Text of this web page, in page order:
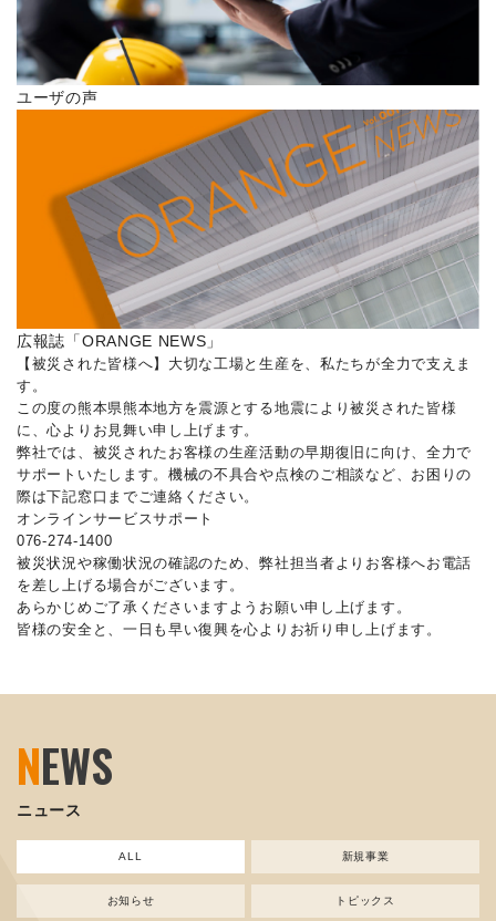
ユーザの声
広報誌「ORANGE NEWS」
【被災された皆様へ】大切な工場と生産を、私たちが全力で支えま
す。
この度の熊本県熊本地方を震源とする地震により被災された皆様
に、心よりお見舞い申し上げます。
弊社では、被災されたお客様の生産活動の早期復旧に向け、全力で
サポートいたします。機械の不具合や点検のご相談など、お困りの
際は下記窓口までご連絡ください。
オンラインサービスサポート
076-274-1400
被災状況や稼働状況の確認のため、弊社担当者よりお客様へお電話
を差し上げる場合がございます。
あらかじめご了承くださいますようお願い申し上げます。
皆様の安全と、一日も早い復興を心よりお祈り申し上げます。
NEWS
ニュース
ALL 新規事業
お知らせ トピックス